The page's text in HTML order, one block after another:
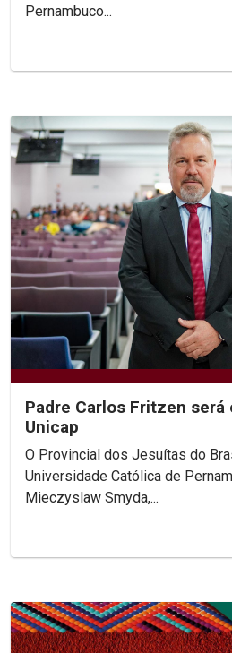
Pernambuco...
Padre Carlos Fritzen será
Unicap
O Provincial dos Jesuítas do
Universidade Católica de
Mieczyslaw Smyda,...